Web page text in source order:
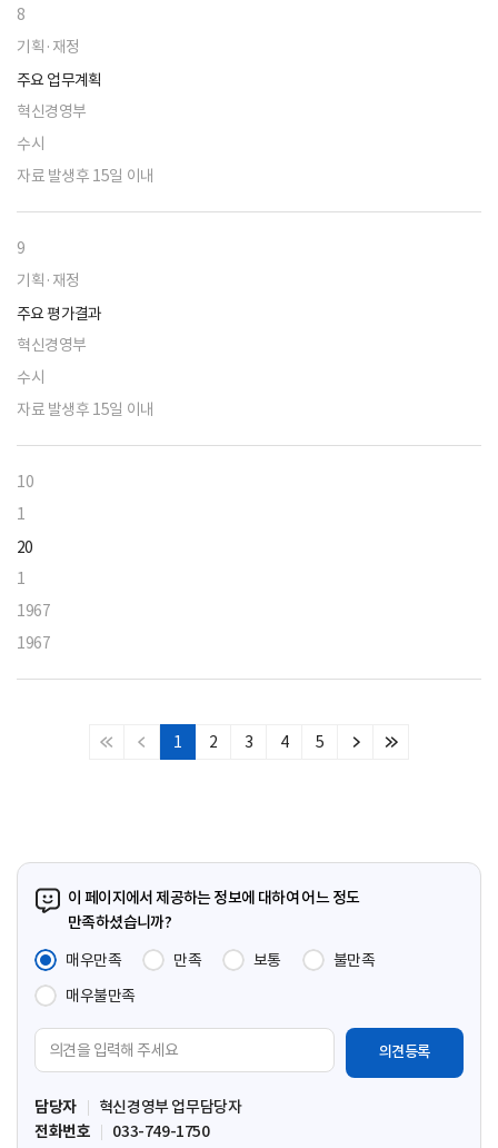
8
기획·재정
주요 업무계획
혁신경영부
수시
자료 발생후 15일 이내
9
기획·재정
주요 평가결과
혁신경영부
수시
자료 발생후 15일 이내
10
1
20
1
1967
1967
처
이
1 2 3 4 5
다
마
이 페이지에서 제공하는 정보에 대하여 어느 정도
만족하셨습니까?
매우만족
만족 보통
불만족
매우불만족
견
입
력
담당자
혁신경영부 업무담당자
전화번호
033-749-1750